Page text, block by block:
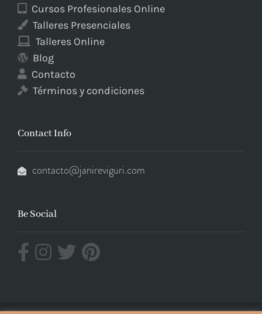
Cursos Profesionales Online
Talleres Presenciales
Talleres Online
Blog
Contacto
Términos y condiciones
Contact Info
contacto@janireviguri.com
Be Social